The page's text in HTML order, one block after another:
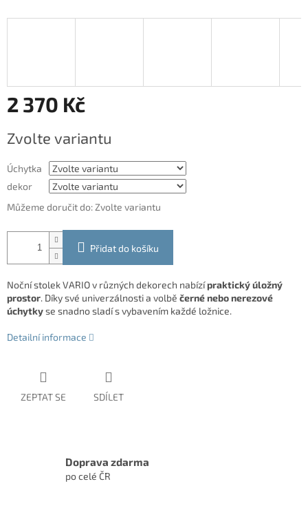
2 370 Kč
cena:
Zvolte variantu
Úchytka
dekor
Můžeme doručit do: Zvolte variantu
Přidat do košíku
Noční stolek VARIO v různých dekorech nabízípraktický úložný
prostor. Díky své univerzálnosti a volbě černé nebo nerezové
úchytkyse snadno sladí s vybavením každé ložnice.
Detailní informace
ZEPTAT SE SDÍLET
Doprava zdarma
po celé ČR